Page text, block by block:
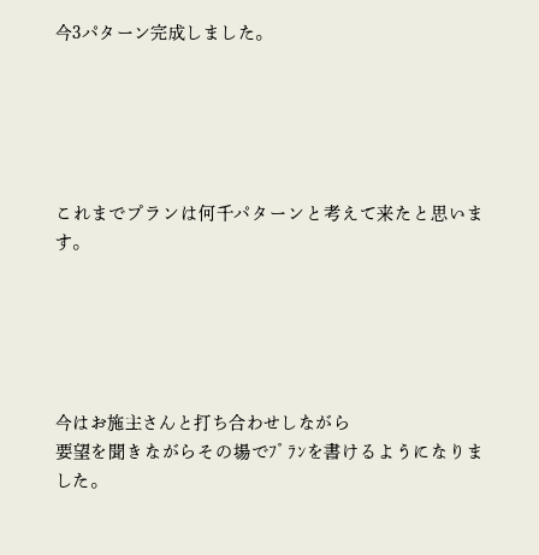
今3パターン完成しました。
これまでプランは何千パターンと考えて来たと思いま
す。
今はお施主さんと打ち合わせしながら
要望を聞きながらその場でﾌﾟﾗﾝを書けるようになりま
した。